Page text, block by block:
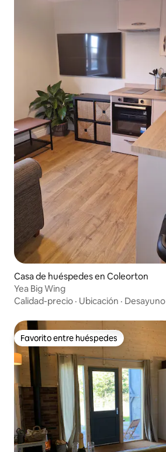
Casa de huéspedes en Coleorton
Yea Big Wing
Calidad-precio · Ubicación · Desayuno
Favorito entre huéspedes
Favorito entre huéspedes